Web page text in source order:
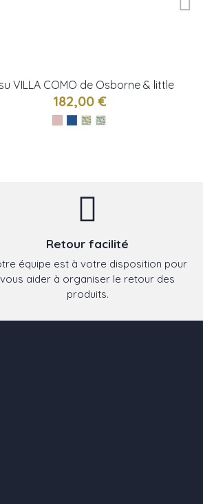
VILLA COMO de Osborne & little
182,00 €
Retour facilité
équipe est à votre disposition pour
vous aider à organiser le retour des
produits.